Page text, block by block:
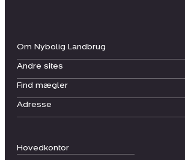
Hovedkontor
Om Nybolig Landbrug
Andre sites
Find mægler
Adresse